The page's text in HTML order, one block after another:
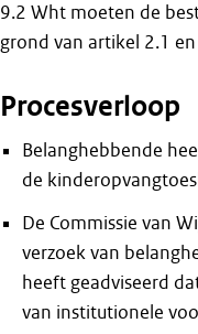
9.2 Wht moeten de
grond van artikel 2.1
Procesverloop
Belanghebbende
de
De Commissie van
verzoek van
heeft geadviseerd
van institutionele